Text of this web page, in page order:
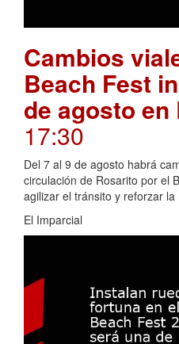
Cambios
Beach Fest
de agosto en
17:30
Del 7 al 9 de agosto habrá
circulación de Rosarito por el
agilizar el tránsito y reforzar la
El Imparcial